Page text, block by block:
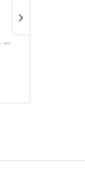
Holz Rinden-Pflanzschale, oval, natur